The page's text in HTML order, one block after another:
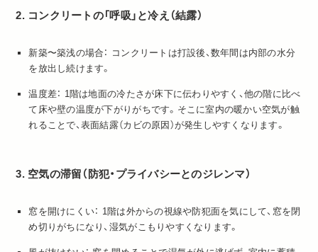
2. コンクリートの「呼吸」と冷え（結露）
新築〜築浅の場合： コンクリートは打設後、数年間は内部の水分
を放出し続けます。
温度差： 1階は地面の冷たさが床下に伝わりやすく、他の階に比べ
て床や壁の温度が下がりがちです。そこに室内の暖かい空気が触
れることで、表面結露（カビの原因）が発生しやすくなります。
3. 空気の滞留（防犯・プライバシーとのジレンマ）
窓を開けにくい： 1階は外からの視線や防犯面を気にして、窓を閉
め切りがちになり、湿気がこもりやすくなります。